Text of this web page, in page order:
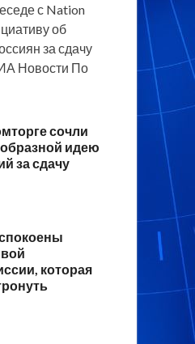
с Nation
об
за сдачу
Новости По
сочли
идею
за сдачу
которая